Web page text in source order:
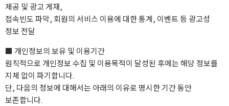
제공 및 광고 게재,
접속빈도 파악, 회원의 서비스 이용에 대한 통계, 이벤트 등 광고성
정보 전달
■ 개인정보의 보유 및 이용기간
원칙적으로 개인정보 수집 및 이용목적이 달성된 후에는 해당 정보를
지체 없이 파기합니다.
단, 다음의 정보에 대해서는 아래의 이유로 명시한 기간 동안
보존합니다.